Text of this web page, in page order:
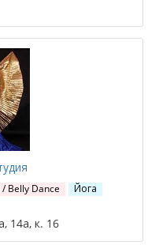
Belly Dance
Йога
14а, к. 16